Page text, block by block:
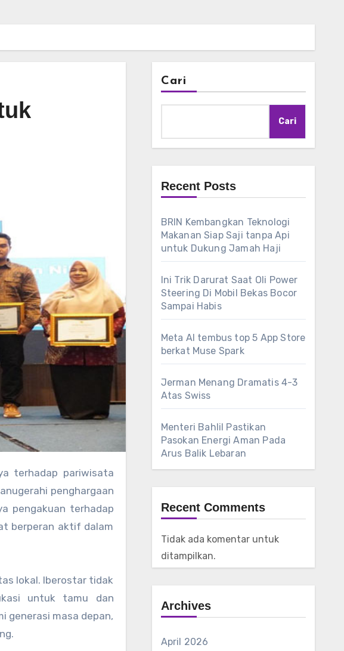
terhadap pariwisata
penghargaan
pengakuan terhadap
berperan aktif dalam
lokal. Iberostar tidak
untuk tamu dan
generasi masa depan,
Cari
Cari
Recent Posts
BRIN Kembangkan Teknologi
Makanan Siap Saji tanpa Api
untuk Dukung Jamah Haji
Ini Trik Darurat Saat Oli Power
Steering Di Mobil Bekas Bocor
Sampai Habis
Meta AI tembus top 5 App Store
berkat Muse Spark
Jerman Menang Dramatis 4-3
Atas Swiss
Menteri Bahlil Pastikan
Pasokan Energi Aman Pada
Arus Balik Lebaran
Recent Comments
Tidak ada komentar untuk
ditampilkan.
Archives
April 2026